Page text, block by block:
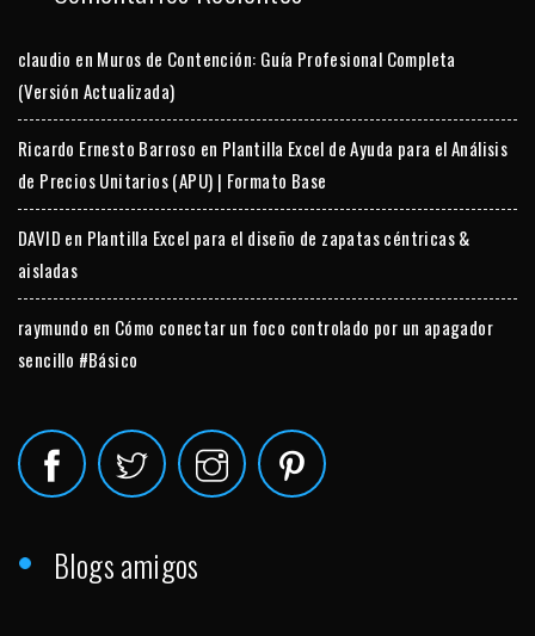
claudio en Muros de Contención: Guía Profesional Completa
(Versión Actualizada)
Ricardo Ernesto Barroso en Plantilla Excel de Ayuda para el Análisis
de Precios Unitarios (APU) | Formato Base
DAVID en Plantilla Excel para el diseño de zapatas céntricas &
aisladas
raymundo en Cómo conectar un foco controlado por un apagador
sencillo #Básico
Blogs amigos